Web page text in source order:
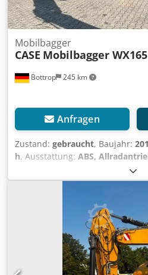
Bottrop 245 km
Mobilbagger
CASE Mobilbagger WX165
Anfragen
Zustand: gebraucht, Baujahr:
h, Ausstattung: ABS,
WX165 (Hydraulic Exavator)
approval number: N211
Motorleistung: 105 kW
Gesamtgewicht : 18000 kg
Transportbreite:1,91 m
- Joystick-Steuerung -
unterstützen wir Sie auch im
mit unserem Partnern. Alle
und Zwischenhandel